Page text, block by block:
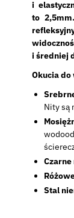
i
to
i średniej
Okucia
Nity są
Stal